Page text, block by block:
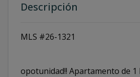
Descripción
MLS #26-1321
opotunidad!! Apartamento de 1